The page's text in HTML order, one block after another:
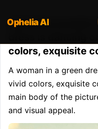
Opheliaai
colors, exquisite
A woman in a green
vivid colors, exquisite
main body of the
and visual appeal.
Ophelia AI